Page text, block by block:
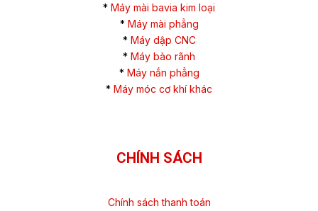
* Máy mài bavia kim loại
* Máy mài phẳng
* Máy dập CNC
* Máy bào rãnh
* Máy nắn phẳng
* Máy móc cơ khí khác
CHÍNH SÁCH
Chính sách thanh toán